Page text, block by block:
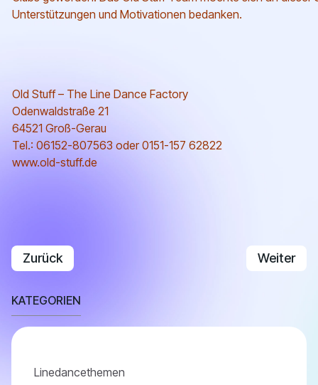
Unterstützungen und Motivationen bedanken.
Old Stuff – The Line Dance Factory
Odenwaldstraße 21
64521 Groß-Gerau
Tel.: 06152-807563 oder 0151-157 62822
www.old-stuff.de
Vorheriger Beitrag: What's Up In TeXas/Frankfurt
Zurück Nächster
Weiter
KATEGORIEN
Linedancethemen